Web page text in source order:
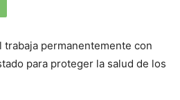
trabaja permanentemente con
para proteger la salud de los